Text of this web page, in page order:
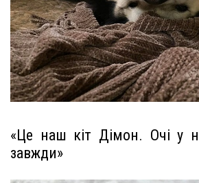
«Це наш кіт Дімон. Очі у
завжди»